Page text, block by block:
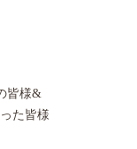
皆様&
た皆様